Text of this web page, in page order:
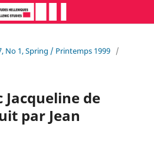
No 1, Spring / Printemps 1999 /
de
par Jean